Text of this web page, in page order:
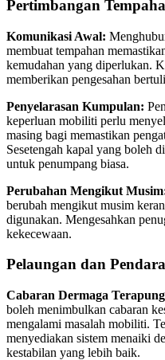
Pertimbangan
Komunikasi Awal:
membuat tempahan
kemudahan yang diperlukan.
memberikan pengesahan
Penyelarasan Kumpulan:
keperluan mobiliti perlu
masing bagi memastikan
Sesetengah kapal yang boleh
untuk penumpang biasa.
Perubahan Mengikut
berubah mengikut musim
digunakan. Mengesahkan
kekecewaan.
Pelaungan dan
Cabaran Dermaga
boleh menimbulkan cabaran
mengalami masalah mobiliti.
menyediakan sistem menaiki
kestabilan yang lebih baik.